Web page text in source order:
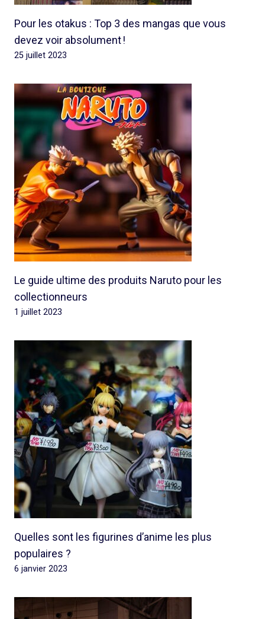
Pour les otakus : Top 3 des mangas que vous
devez voir absolument !
25 juillet 2023
Le guide ultime des produits Naruto pour les
collectionneurs
1 juillet 2023
Quelles sont les figurines d’anime les plus
populaires ?
6 janvier 2023